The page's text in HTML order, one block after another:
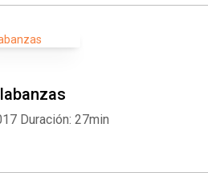
Duración: 27min